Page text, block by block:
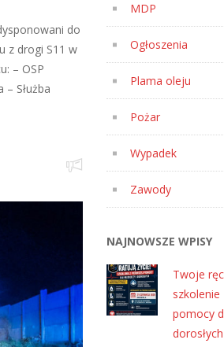
do
z drogi S11 w
– OSP
Służba
MDP
Ogłoszenia
Plama oleju
Pożar
Wypadek
Zawody
NAJNOWSZE WPISY
Twoje
szkolenie
pomocy
dorosłych